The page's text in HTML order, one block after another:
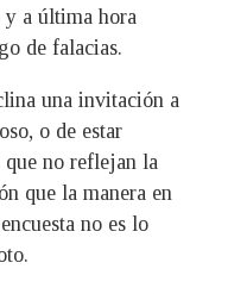
y a última hora
de falacias.
una invitación a
o de estar
que no reflejan la
que la manera en
no es lo